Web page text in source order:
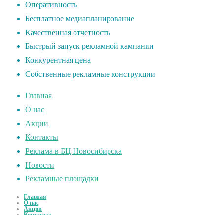
Оперативность
Бесплатное медиапланирование
Качественная отчетность
Быстрый запуск рекламной кампании
Конкурентная цена
Собственные рекламные конструкции
Главная
О нас
Акции
Контакты
Реклама в БЦ Новосибирска
Новости
Рекламные площадки
Главная
О нас
Акции